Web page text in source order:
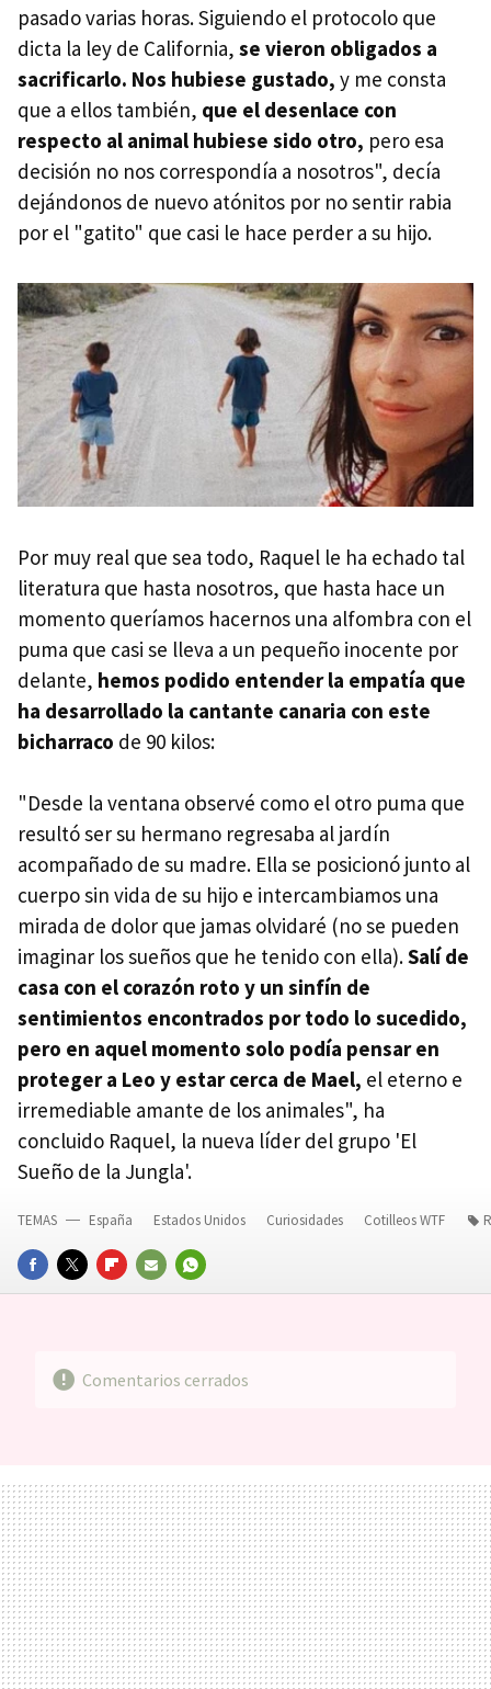
pasado varias horas. Siguiendo el protocolo que
dicta la ley de California, se vieron obligados a
sacrificarlo. Nos hubiese gustado, y me consta
que a ellos también, que el desenlace con
respecto al animal hubiese sido otro, pero esa
decisión no nos correspondía a nosotros", decía
dejándonos de nuevo atónitos por no sentir rabia
por el "gatito" que casi le hace perder a su hijo.
Por muy real que sea todo, Raquel le ha echado tal
literatura que hasta nosotros, que hasta hace un
momento queríamos hacernos una alfombra con el
puma que casi se lleva a un pequeño inocente por
delante, hemos podido entender la empatía que
ha desarrollado la cantante canaria con este
bicharraco de 90 kilos:
"Desde la ventana observé como el otro puma que
resultó ser su hermano regresaba al jardín
acompañado de su madre. Ella se posicionó junto al
cuerpo sin vida de su hijo e intercambiamos una
mirada de dolor que jamas olvidaré (no se pueden
imaginar los sueños que he tenido con ella).Salí de
casa con el corazón roto y un sinfín de
sentimientos encontrados por todo lo sucedido,
pero en aquel momento solo podía pensar en
proteger a Leo y estar cerca de Mael, el eterno e
irremediable amante de los animales", ha
concluido Raquel, la nueva líder del grupo 'El
Sueño de la Jungla'.
FACEBOOKTWITTERFLIPBOARD
E-
WHATSAPP
TEMAS España Estados Unidos Curiosidades Cotilleos WTF
Comentarios cerrados